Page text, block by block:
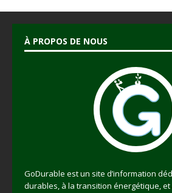
À PROPOS DE NOUS
GoDurable est un site d’information
durables, à la transition énergétique,